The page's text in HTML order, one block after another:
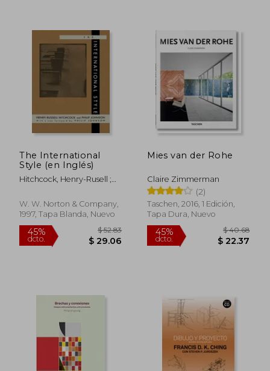
dcto. $ 76.28
45%
dcto.
The International
Style (en Inglés)
Hitchcock, Henry-Rusell ;
W. W. Norton & Company,
1997, Tapa Blanda, Nuevo
Mies van der Rohe
Claire Zimmerman
(2)
Taschen, 2016, 1 Edición,
Tapa Dura, Nuevo